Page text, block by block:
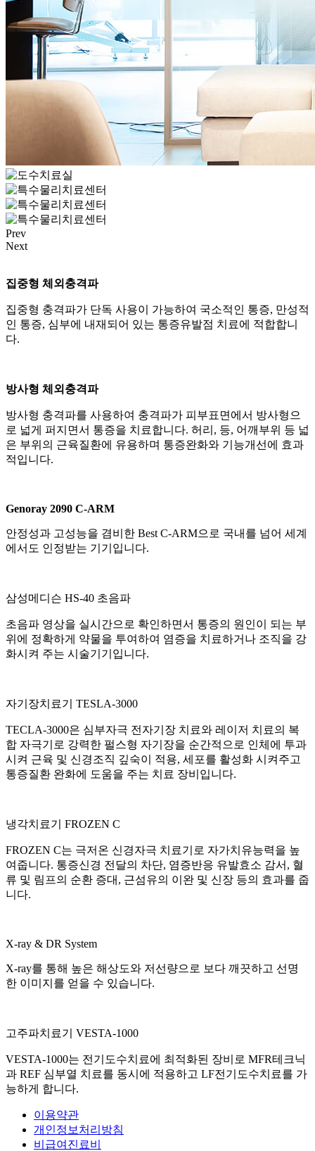
Prev
Next
집중형 체외충격파
집중형 충격파가 단독 사용이 가능하여 국소적인 통증, 만성적
인 통증, 심부에 내재되어 있는 통증유발점 치료에 적합합니
다.
방사형 체외충격파
방사형 충격파를 사용하여 충격파가 피부표면에서 방사형으
로 넓게 퍼지면서 통증을 치료합니다. 허리, 등, 어깨부위 등 넓
은 부위의 근육질환에 유용하며 통증완화와 기능개선에 효과
적입니다.
Genoray 2090 C-ARM
안정성과 고성능을 겸비한 Best C-ARM으로 국내를 넘어 세계
에서도 인정받는 기기입니다.
삼성메디슨 HS-40 초음파
초음파 영상을 실시간으로 확인하면서 통증의 원인이 되는 부
위에 정확하게 약물을 투여하여 염증을 치료하거나 조직을 강
화시켜 주는 시술기기입니다.
자기장치료기 TESLA-3000
TECLA-3000은 심부자극 전자기장 치료와 레이저 치료의 복
합 자극기로 강력한 펄스형 자기장을 순간적으로 인체에 투과
시켜 근육 및 신경조직 깊숙이 적용, 세포를 활성화 시켜주고
통증질환 완화에 도움을 주는 치료 장비입니다.
냉각치료기 FROZEN C
FROZEN C는 극저온 신경자극 치료기로 자가치유능력을 높
여줍니다. 통증신경 전달의 차단, 염증반응 유발효소 감서, 혈
류 및 림프의 순환 증대, 근섬유의 이완 및 신장 등의 효과를 줍
니다.
X-ray & DR System
X-ray를 통해 높은 해상도와 저선량으로 보다 깨끗하고 선명
한 이미지를 얻을 수 있습니다.
고주파치료기 VESTA-1000
VESTA-1000는 전기도수치료에 최적화된 장비로 MFR테크닉
과 REF 심부열 치료를 동시에 적용하고 LF전기도수치료를 가
능하게 합니다.
이용약관
개인정보처리방침
비급여진료비